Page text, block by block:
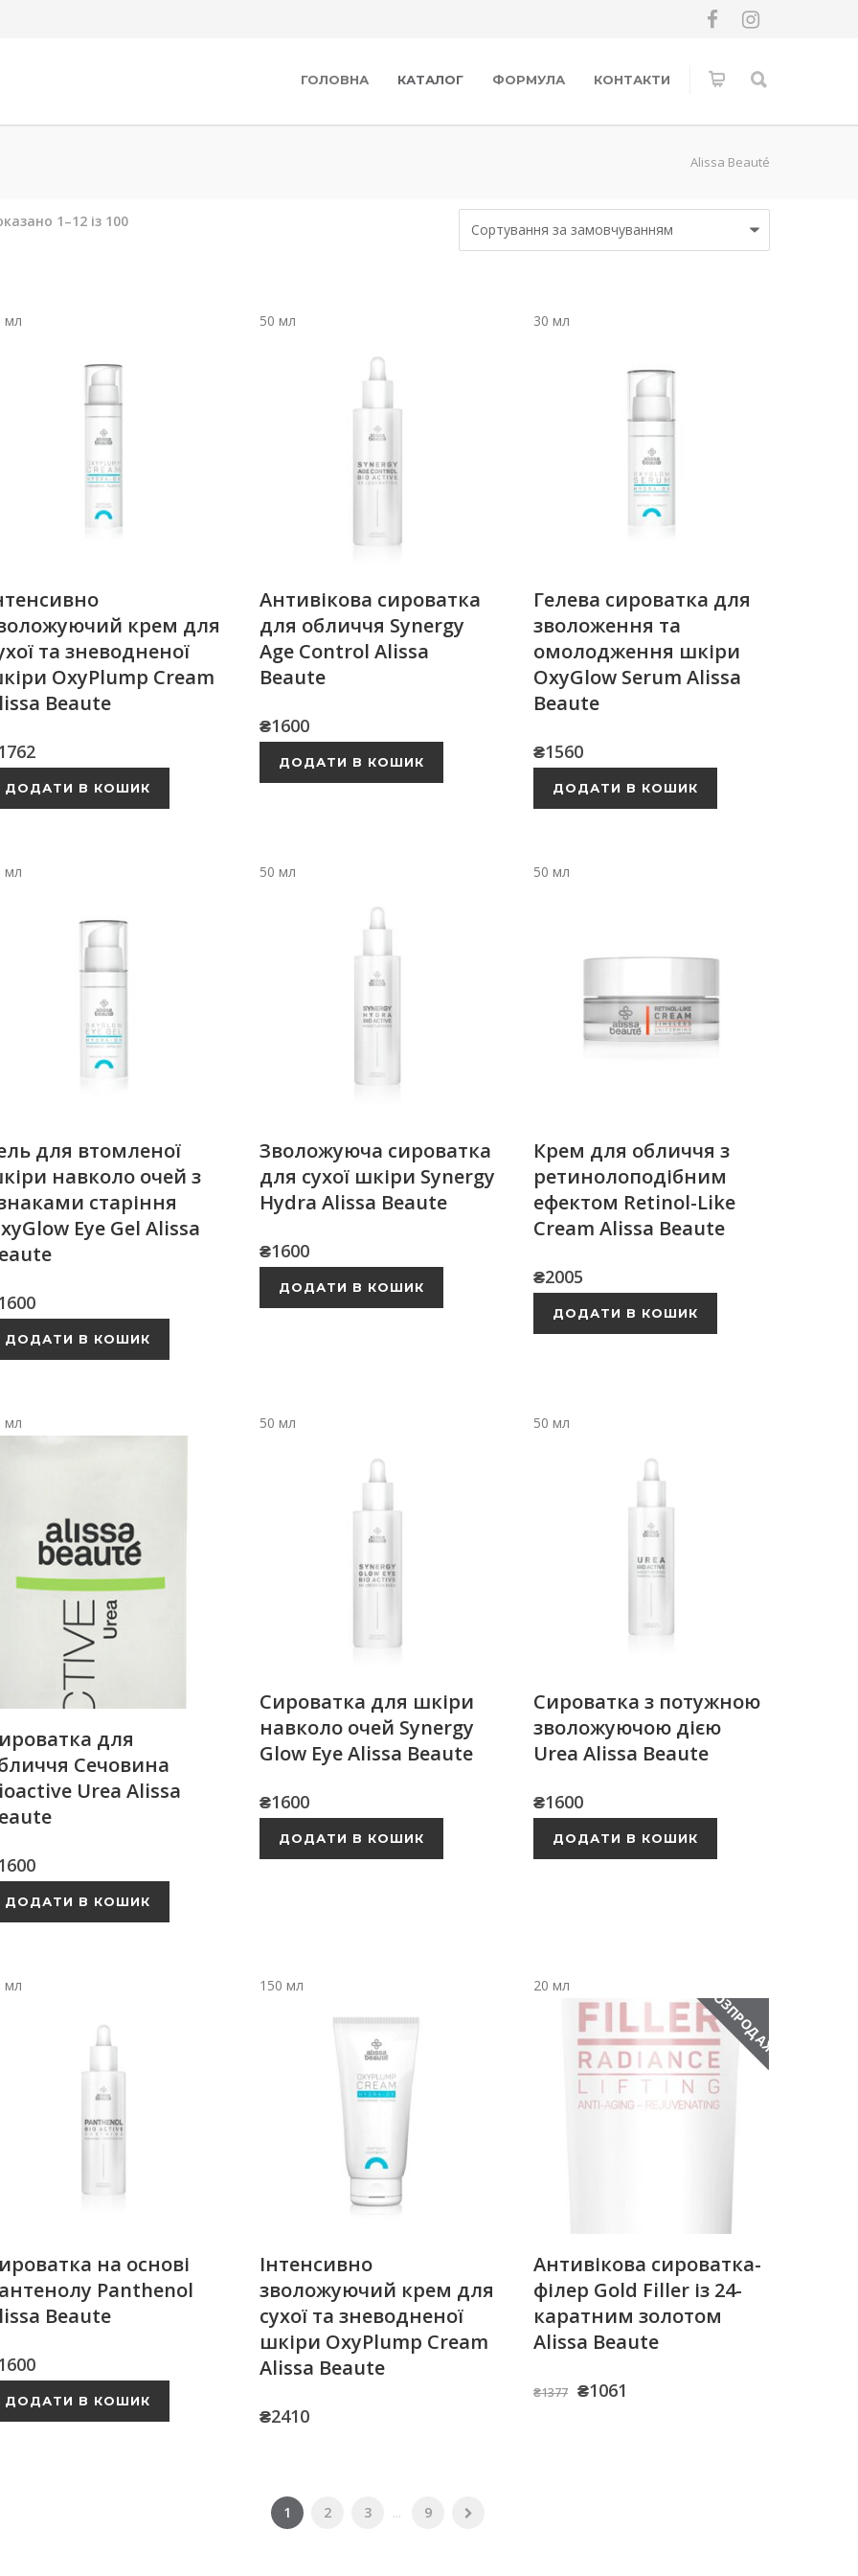
ГОЛОВНА КАТАЛОГ ФОРМУЛА КОНТАКТИ
Alissa Beauté
1–12 із 100
мл
крем для
та зневодненої
OxyPlump Cream
Beaute
ДОДАТИ В КОШИК
50 мл
Антивікова сироватка
для обличчя Synergy
Age Control Alissa
Beaute
₴1600
ДОДАТИ В КОШИК
30 мл
Гелева сироватка для
зволоження та
омолодження шкіри
OxyGlow Serum Alissa
Beaute
₴1560
ДОДАТИ В КОШИК
мл
для втомленої
навколо очей з
старіння
Eye Gel Alissa
ДОДАТИ В КОШИК
50 мл
Зволожуюча сироватка
для сухої шкіри Synergy
Hydra Alissa Beaute
₴1600
ДОДАТИ В КОШИК
50 мл
Крем для обличчя з
ретинолоподібним
ефектом Retinol-Like
Cream Alissa Beaute
₴2005
ДОДАТИ В КОШИК
мл
для
Сечовина
Urea Alissa
ДОДАТИ В КОШИК
50 мл
Сироватка для шкіри
навколо очей Synergy
Glow Eye Alissa Beaute
₴1600
ДОДАТИ В КОШИК
50 мл
Сироватка з потужною
зволожуючою дією
Urea Alissa Beaute
₴1600
ДОДАТИ В КОШИК
мл
на основі
Panthenol
Beaute
ДОДАТИ В КОШИК
150 мл
Інтенсивно
зволожуючий крем для
сухої та зневодненої
шкіри OxyPlump Cream
Alissa Beaute
₴2410
20 мл РОЗПРОДАЖ!
Антивікова сироватка-
філер Gold Filler із 24-
каратним золотом
Alissa Beaute
₴1377 Оригінальна
₴1061
1 2 3 ... 9